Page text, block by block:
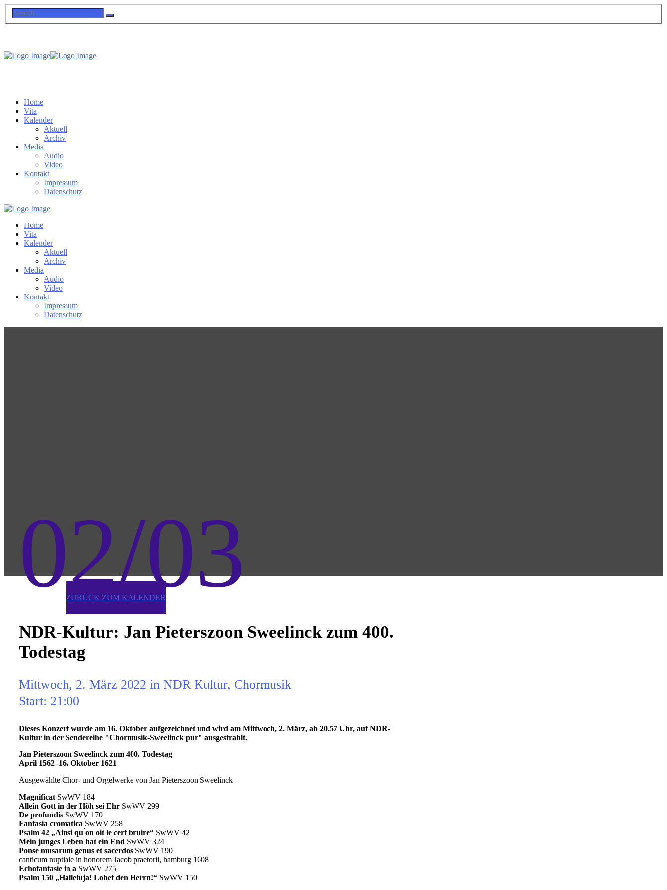
Home
Vita
Kalender
Aktuell
Archiv
Media
Audio
Video
Kontakt
Impressum
Datenschutz
Home
Vita
Kalender
Aktuell
Archiv
Media
Audio
Video
Kontakt
Impressum
Datenschutz
02/03
ZURÜCK ZUM KALENDER
NDR-Kultur: Jan Pieterszoon Sweelinck zum 400.
Todestag
Mittwoch, 2. März 2022 in NDR Kultur, Chormusik
Start: 21:00
Dieses Konzert wurde am 16. Oktober aufgezeichnet und wird am Mittwoch, 2. März, ab 20.57 Uhr, auf NDR-
Kultur in der Sendereihe "Chormusik-Sweelinck pur" ausgestrahlt.
Jan Pieterszoon Sweelinck zum 400. Todestag
April 1562–16. Oktober 1621
Ausgewählte Chor- und Orgelwerke von Jan Pieterszoon Sweelinck
Magnificat SwWV 184
Allein Gott in der Höh sei Ehr SwWV 299
De profundis SwWV 170
Fantasia cromatica SwWV 258
Psalm 42 „Ainsi qu ́on oit le cerf bruire“ SwWV 42
Mein junges Leben hat ein End SwWV 324
Ponse musarum genus et sacerdos SwWV 190
canticum nuptiale in honorem Jacob praetorii, hamburg 1608
Echofantasie in a SwWV 275
Psalm 150 „Halleluja! Lobet den Herrn!“ SwWV 150